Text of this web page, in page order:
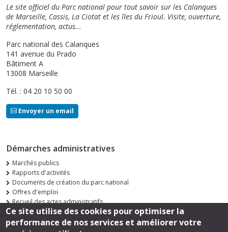
Le site officiel du Parc national pour tout savoir sur les Calanques
de Marseille, Cassis, La Ciotat et les îles du Frioul. Visite, ouverture,
réglementation, actus...
Parc national des Calanques
141 avenue du Prado
Bâtiment A
13008 Marseille
Tél. : 04 20 10 50 00
Envoyer un email
Démarches administratives
Marchés publics
Rapports d'activités
Documents de création du parc national
Offres d'emploi
Recueil des actes administratifs
Consultations publiques
Ce site utilise des cookies pour optimiser la
performance de nos services et améliorer votre